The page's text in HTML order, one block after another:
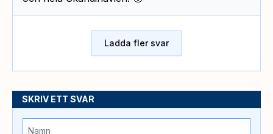
Ladda fler svar
SKRIV ETT SVAR